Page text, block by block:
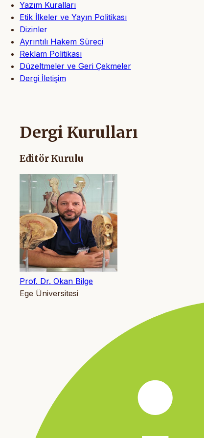
Yazım Kuralları
Etik İlkeler ve Yayın Politikası
Dizinler
Ayrıntılı Hakem Süreci
Reklam Politikası
Düzeltmeler ve Geri Çekmeler
Dergi İletişim
Dergi Kurulları
Editör Kurulu
Prof. Dr. Okan Bilge
Ege Üniversitesi